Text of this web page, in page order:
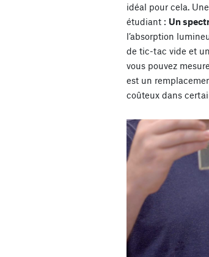
idéal pour cela.
étudiant : Un
l’absorption
de tic-tac vide et
vous pouvez
est un
coûteux dans